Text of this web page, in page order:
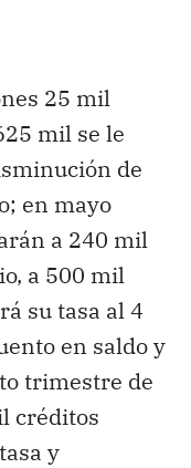
25 mil
mil se le
de
en mayo
a 240 mil
a 500 mil
su tasa al 4
en saldo y
trimestre de
créditos
y